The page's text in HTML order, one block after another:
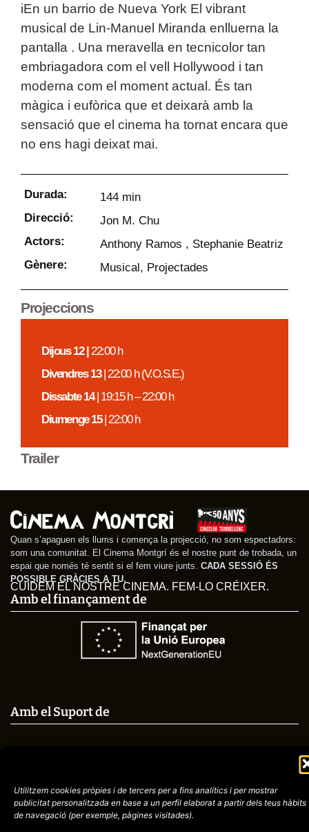
Utilitzem cookies pròpies i de tercers per a fins analítics i per mostrar
publicitatpersonalitzada en base a un perfil elaborat a partir dels teus hàbits
de navegació (perexemple, pàgines visitades).
iEn un barrio de Nueva York El vibrant
musical de Lin-Manuel Miranda enlluerna la
pantalla . Una meravella en tecnicolor tan
embriagadora com el vell Hollywood i tan
moderna com el moment actual. És tan
màgica i eufòrica que et deixarà amb la
sensació que el cinema ha tornat encara que
no ens hagi deixat mai.
Durada:
144 min
Direcció:
Jon M. Chu
Actors:
Anthony Ramos , Stephanie Beatriz
Gènere:
Musical, Projectades
Projeccions
Dijous 12 |22:00 h
Divendres 13| 22:00 h (V.O.S.E.)
Dissabte 14| 19:15 h – 22:00 h
Diumenge 15| 22:00 h
Trailer
Quan s’apaguen els llums i comença la projecció, no som espectadors:
som una comunitat. El Cinema Montgrí és el nostre punt de trobada, un
espai que només té sentit si el fem viure junts. CADA SESSIÓ ÉS
POSSIBLE GRÀCIES A TU.
CUIDEM EL NOSTRE CINEMA. FEM-LO CRÉIXER.
Amb el finançament de
Amb el Suport de
Avís
legal
Política de
Privacitat
972758396